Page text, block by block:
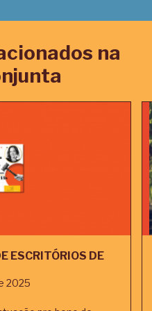
na
ESCRITÓRIOS DE
2025